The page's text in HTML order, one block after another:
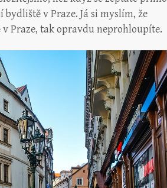
v Praze. Já si myslím, že
Praze, tak opravdu neprohloupíte.